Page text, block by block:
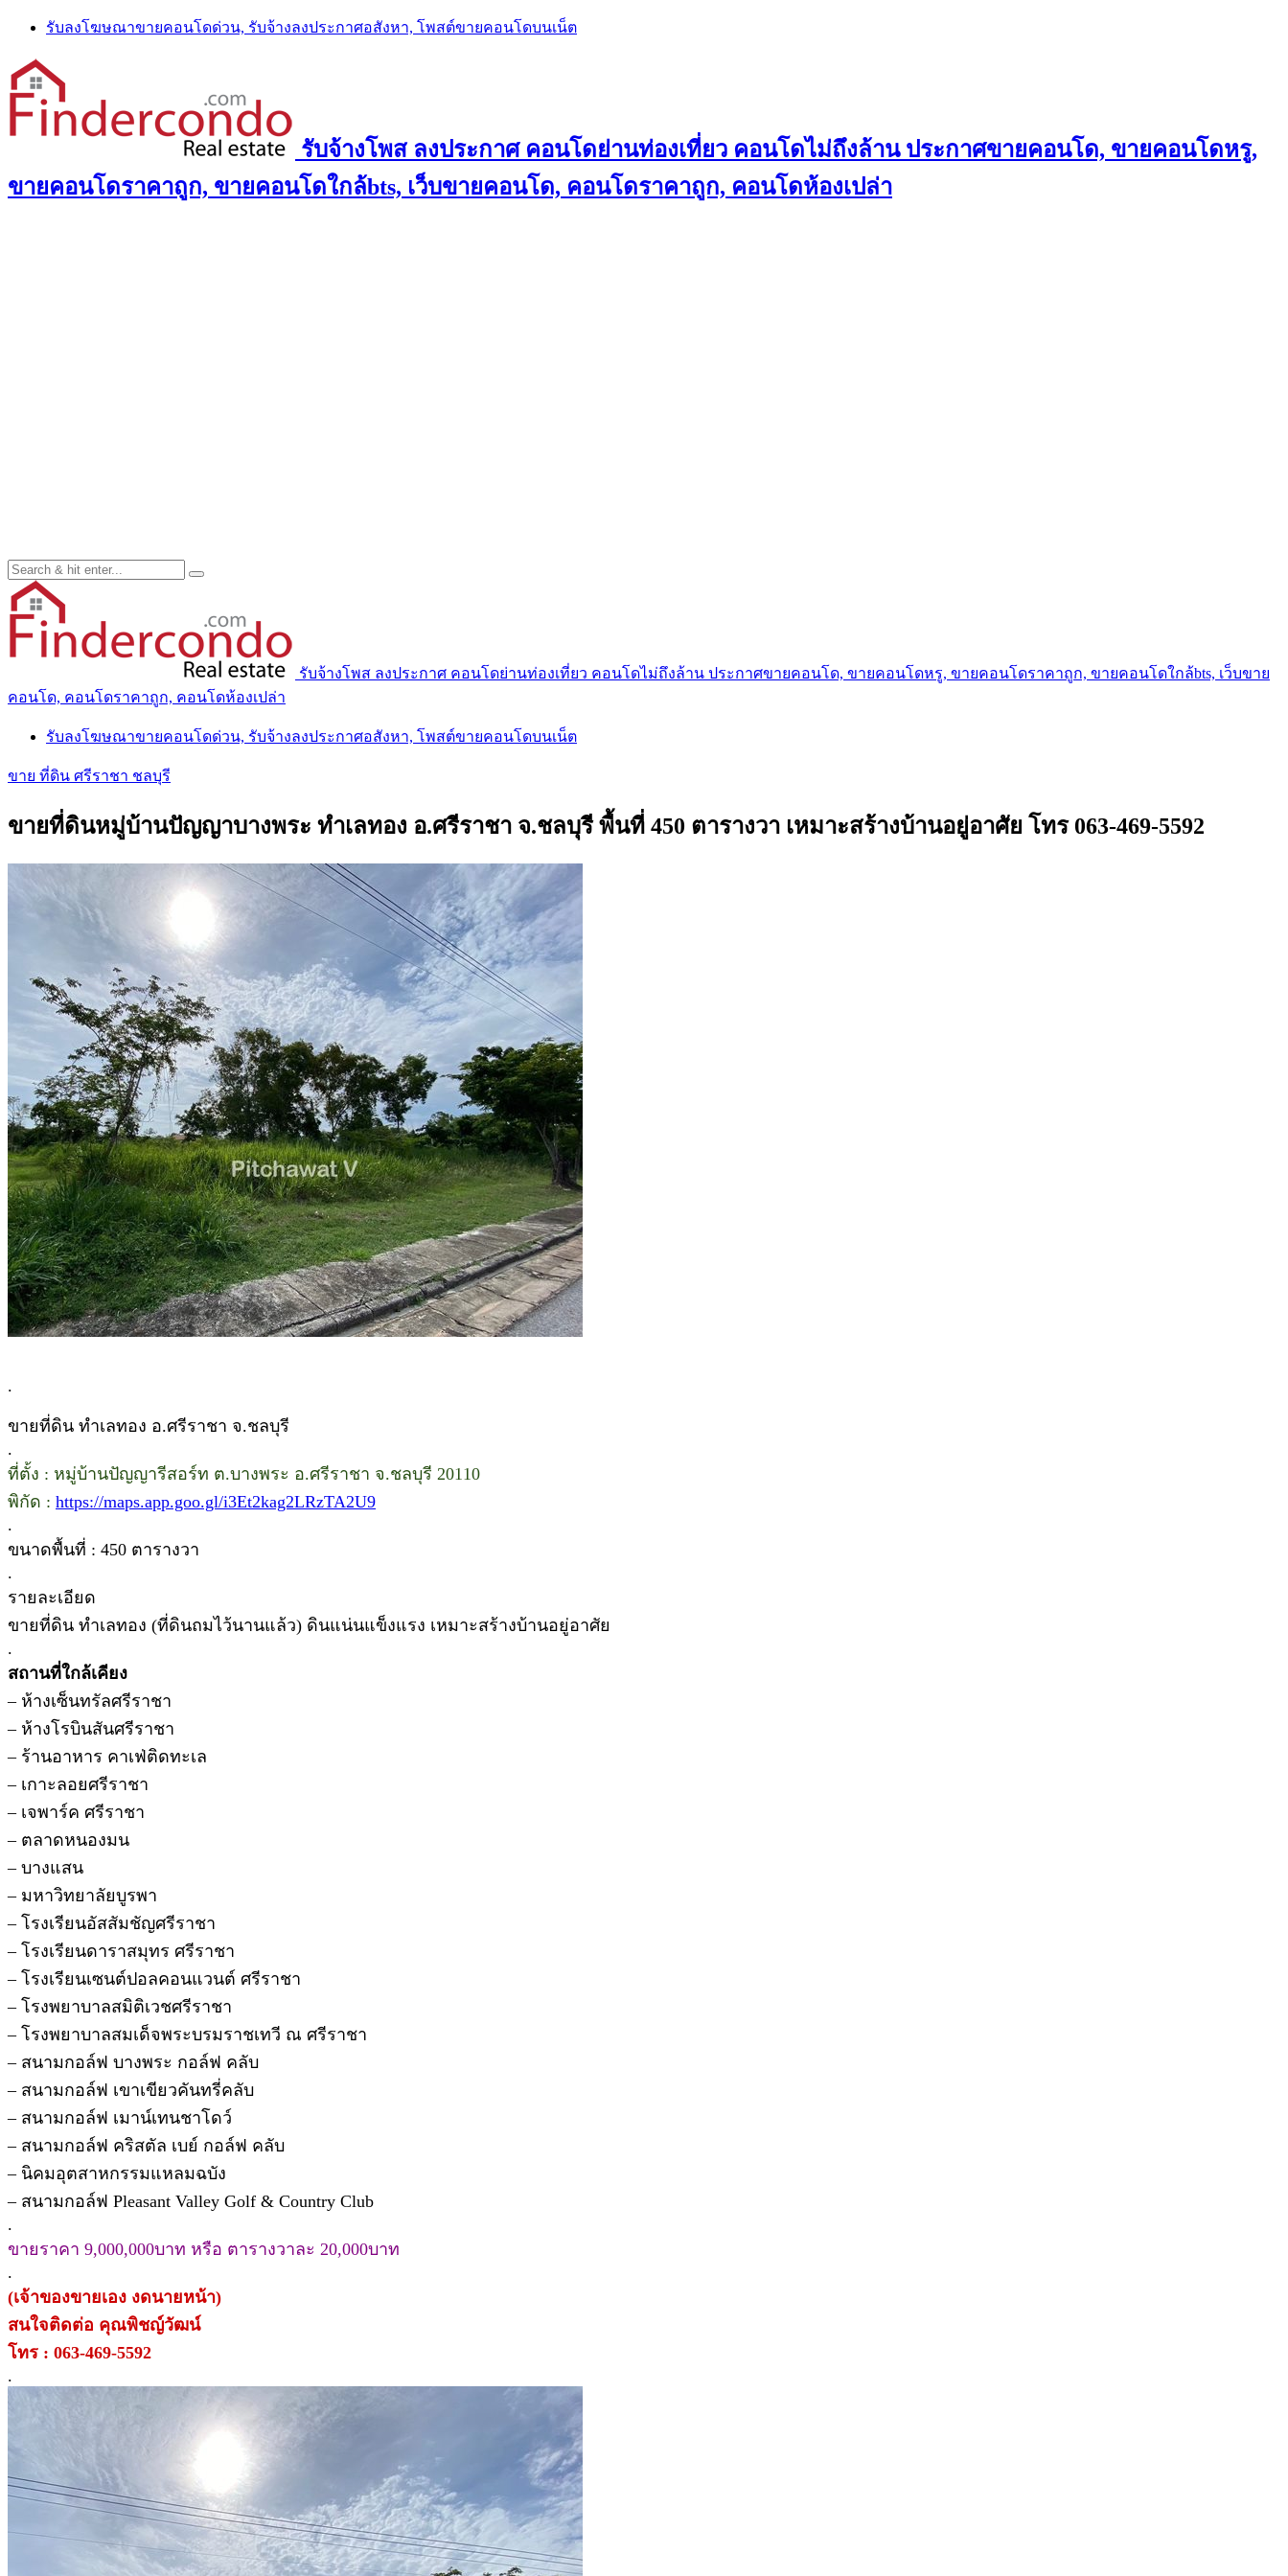
Skip
content
รับลงโฆษณาขายคอนโดด่วน, รับจ้างลงประกาศอสังหา, โพสต์ขายคอนโดบนเน็ต
รับจ้างโพส ลงประกาศ คอนโดย่านท่องเที่ยว คอนโดไม่ถึงล้าน ประกาศขายคอนโด, ขายคอนโดหรู,
ขายคอนโดราคาถูก, ขายคอนโดใกล้bts, เว็บขายคอนโด, คอนโดราคาถูก, คอนโดห้องเปล่า
รับจ้างโพส ลงประกาศ คอนโดย่านท่องเที่ยว คอนโดไม่ถึงล้าน ประกาศขายคอนโด, ขายคอนโดหรู, ขายคอนโดราคาถูก, ขายคอนโดใกล้bts, เว็บขาย
คอนโด, คอนโดราคาถูก, คอนโดห้องเปล่า
รับลงโฆษณาขายคอนโดด่วน, รับจ้างลงประกาศอสังหา, โพสต์ขายคอนโดบนเน็ต
ขาย ที่ดิน ศรีราชา ชลบุรี
ขายที่ดินหมู่บ้านปัญญาบางพระ ทำเลทอง อ.ศรีราชา จ.ชลบุรี พื้นที่ 450 ตารางวา เหมาะสร้างบ้านอยู่อาศัย โทร 063-469-5592
.
ขายที่ดิน ทำเลทอง อ.ศรีราชา จ.ชลบุรี
.
ที่ตั้ง : หมู่บ้านปัญญารีสอร์ท ต.บางพระ อ.ศรีราชา จ.ชลบุรี 20110
พิกัด : https://maps.app.goo.gl/i3Et2kag2LRzTA2U9
.
ขนาดพื้นที่ : 450 ตารางวา
.
รายละเอียด
ขายที่ดิน ทำเลทอง (ที่ดินถมไว้นานแล้ว) ดินแน่นแข็งแรง เหมาะสร้างบ้านอยู่อาศัย
.
สถานที่ใกล้เคียง
– ห้างเซ็นทรัลศรีราชา
– ห้างโรบินสันศรีราชา
– ร้านอาหาร คาเฟ่ติดทะเล
– เกาะลอยศรีราชา
– เจพาร์ค ศรีราชา
– ตลาดหนองมน
– บางแสน
– มหาวิทยาลัยบูรพา
– โรงเรียนอัสสัมชัญศรีราชา
– โรงเรียนดาราสมุทร ศรีราชา
– โรงเรียนเซนต์ปอลคอนแวนต์ ศรีราชา
– โรงพยาบาลสมิติเวชศรีราชา
– โรงพยาบาลสมเด็จพระบรมราชเทวี ณ ศรีราชา
– สนามกอล์ฟ บางพระ กอล์ฟ คลับ
– สนามกอล์ฟ เขาเขียวคันทรี่คลับ
– สนามกอล์ฟ เมาน์เทนชาโดว์
– สนามกอล์ฟ คริสตัล เบย์ กอล์ฟ คลับ
– นิคมอุตสาหกรรมแหลมฉบัง
– สนามกอล์ฟ Pleasant Valley Golf & Country Club
.
ขายราคา 9,000,000บาท หรือ ตารางวาละ 20,000บาท
.
(เจ้าของขายเอง งดนายหน้า)
สนใจติดต่อ คุณพิชญ์วัฒน์
โทร : 063-469-5592
.